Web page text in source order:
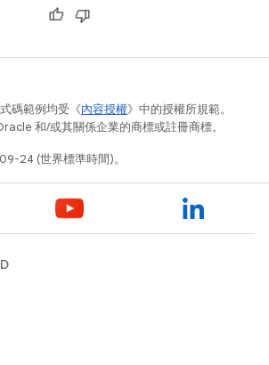
碼範例均受《內容授權》中的授權所規範。
和/或其關係企業的商標或註冊商標。
24 (世界標準時間)。